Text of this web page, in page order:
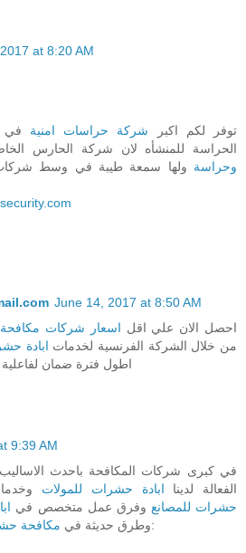
at 8:20 AM
توفر لكم اكبر شركة حراسات امنية في
الحراسة للمنشأه لان شركة الحارس
وحراسة ولها سمعة طيبة في وسط شركات
June 14, 2017 at 8:50 AM
احصل الان علي اقل اسعار شركات
من خلال الشركة الفرنسية لخدمات ابادة
اطول فترة ضمان لفاعلية
9:39 AM
في كبرى شركات المكافحة باحدث الاساليب
الفعالة لدينا ابادة حشرات للمولات
حشرات للمصانع وفرق عمل متخصص في
وطرق حديثة في مكافحة
موقعنا: